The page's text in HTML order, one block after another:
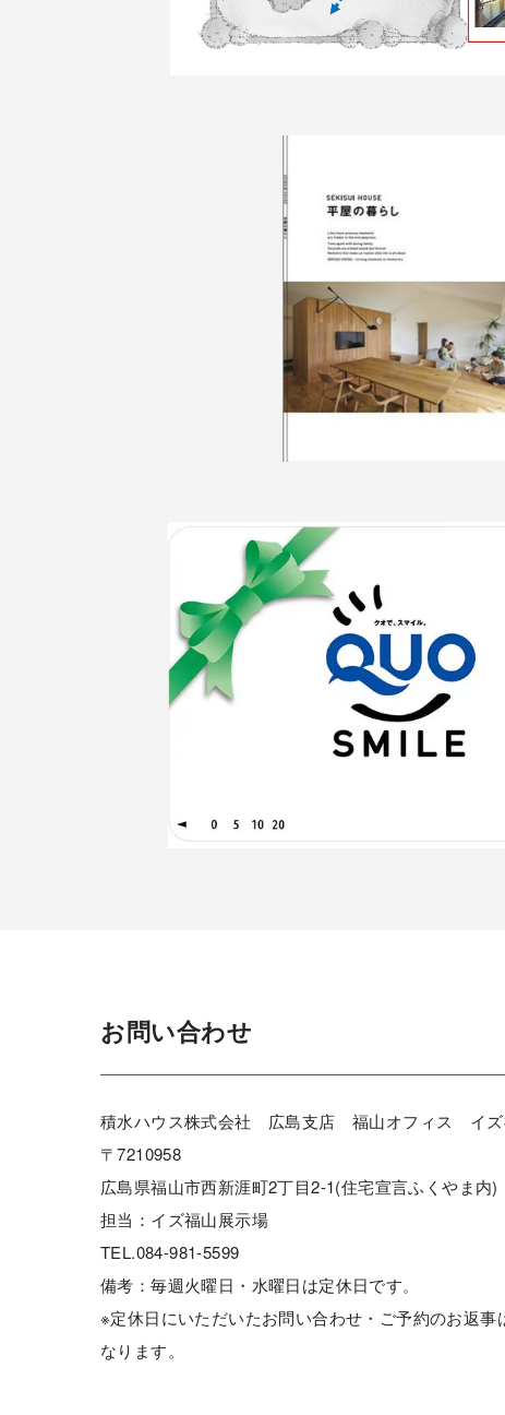
お問い合わせ
積水ハウス株式会社 広島支店 福山オフィス イズ
〒7210958
広島県福山市西新涯町2丁目2-1(住宅宣言ふくやま内)
担当：イズ福山展示場
TEL.084-981-5599
備考：毎週火曜日・水曜日は定休日です。
※定休日にいただいたお問い合わせ・ご予約のお返事
なります。